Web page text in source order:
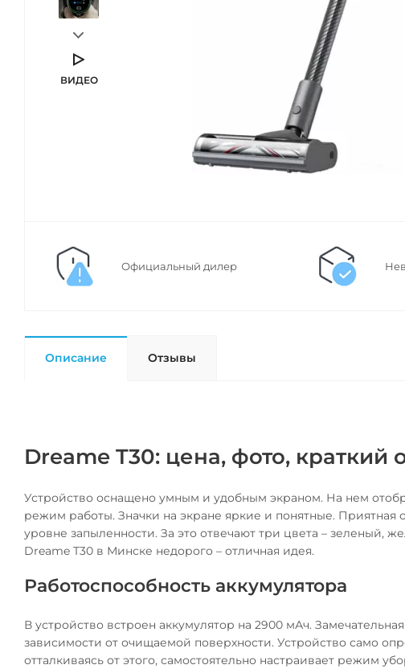
ВИДЕО
Официальный дилер
Описание Отзывы
Dreame T30: цена, фото, краткий
Устройство оснащено умным и удобным экраном. На нем
режим работы. Значки на экране яркие и понятные.
уровне запыленности. За это отвечают три цвета – зеленый,
Dreame T30 в Минске недорого – отличная идея.
Работоспособность аккумулятора
В устройство встроен аккумулятор на 2900 мАч.
зависимости от очищаемой поверхности. Устройство само
отталкиваясь от этого, самостоятельно настраивает режим